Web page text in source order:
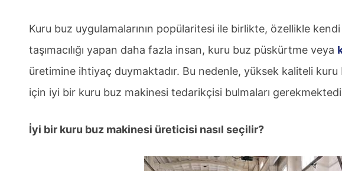
Kuru buz uygulamalarının popülaritesi ile birlikte, özellikle
taşımacılığı yapan daha fazla insan, kuru buz püskürtme veya
üretimine ihtiyaç duymaktadır. Bu nedenle, yüksek kaliteli
için iyi bir kuru buz makinesi tedarikçisi bulmaları
İyi bir kuru buz makinesi üreticisi nasıl seçilir?